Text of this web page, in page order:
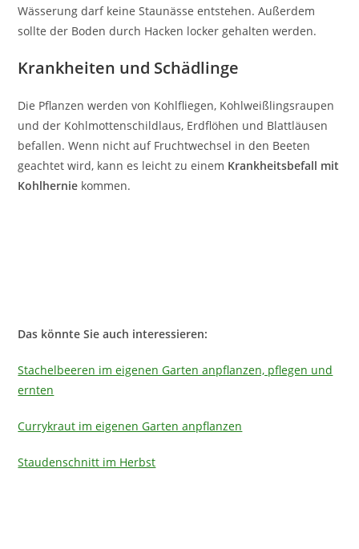
Wässerung darf keine Staunässe entstehen. Außerdem
sollte der Boden durch Hacken locker gehalten werden.
Krankheiten und Schädlinge
Die Pflanzen werden von Kohlfliegen, Kohlweißlingsraupen
und der Kohlmottenschildlaus, Erdflöhen und Blattläusen
befallen. Wenn nicht auf Fruchtwechsel in den Beeten
geachtet wird, kann es leicht zu einem Krankheitsbefall mit
Kohlhernie kommen.
Das könnte Sie auch interessieren:
Stachelbeeren im eigenen Garten anpflanzen, pflegen und
ernten
Currykraut im eigenen Garten anpflanzen
Staudenschnitt im Herbst